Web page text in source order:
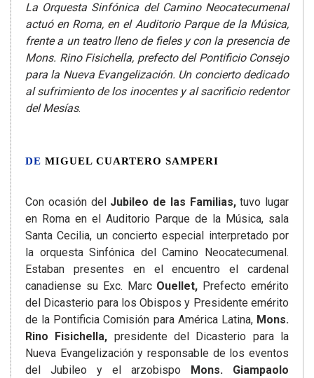
La Orquesta Sinfónica del Camino Neocatecumenal
actuó en Roma, en el Auditorio Parque de la Música,
frente a un teatro lleno de fieles y con la presencia de
Mons. Rino Fisichella, prefecto del Pontificio Consejo
para la Nueva Evangelización. Un concierto dedicado
al sufrimiento de los inocentes y al sacrificio redentor
del Mesías.
DE MIGUEL CUARTERO SAMPERI
Con ocasión del Jubileo de las Familias,tuvo lugar
en Roma en el Auditorio Parque de la Música, sala
Santa Cecilia, un concierto especial interpretado por
la orquesta Sinfónica del Camino Neocatecumenal.
Estaban presentes en el encuentro el cardenal
canadiense su Exc. Marc Ouellet, Prefecto emérito
del Dicasterio para los Obispos y Presidente emérito
de la Pontificia Comisión para América Latina, Mons.
Rino Fisichella, presidente del Dicasterio para la
Nueva Evangelización y responsable de los eventos
del Jubileo y el arzobispo Mons. Giampaolo